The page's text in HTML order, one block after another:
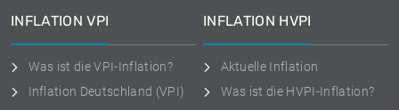
INFLATION VPI
Was ist die VPI-Inflation?
Inflation Deutschland (VPI)
INFLATION HVPI
Aktuelle Inflation
Was ist die HVPI-Inflation?